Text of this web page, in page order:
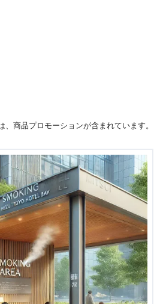
商品プロモーションが含まれています。